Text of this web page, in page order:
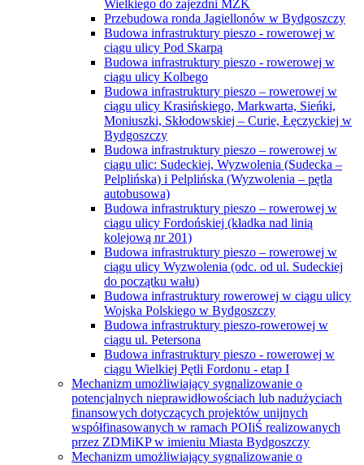
Wielkiego do zajezdni MZK
Przebudowa ronda Jagiellonów w Bydgoszczy
Budowa infrastruktury pieszo - rowerowej w
ciągu ulicy Pod Skarpą
Budowa infrastruktury pieszo - rowerowej w
ciągu ulicy Kolbego
Budowa infrastruktury pieszo – rowerowej w
ciągu ulicy Krasińskiego, Markwarta, Sieńki,
Moniuszki, Skłodowskiej – Curie, Łęczyckiej w
Bydgoszczy
Budowa infrastruktury pieszo – rowerowej w
ciągu ulic: Sudeckiej, Wyzwolenia (Sudecka –
Pelplińska) i Pelplińska (Wyzwolenia – pętla
autobusowa)
Budowa infrastruktury pieszo – rowerowej w
ciągu ulicy Fordońskiej (kładka nad linią
kolejową nr 201)
Budowa infrastruktury pieszo – rowerowej w
ciągu ulicy Wyzwolenia (odc. od ul. Sudeckiej
do początku wału)
Budowa infrastruktury rowerowej w ciągu ulicy
Wojska Polskiego w Bydgoszczy
Budowa infrastruktury pieszo-rowerowej w
ciągu ul. Petersona
Budowa infrastruktury pieszo - rowerowej w
ciągu Wielkiej Pętli Fordonu - etap I
Mechanizm umożliwiający sygnalizowanie o
potencjalnych nieprawidłowościach lub nadużyciach
finansowych dotyczących projektów unijnych
współfinasowanych w ramach POIiŚ realizowanych
przez ZDMiKP w imieniu Miasta Bydgoszczy
Mechanizm umożliwiający sygnalizowanie o